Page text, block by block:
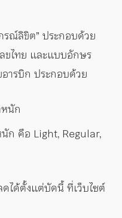
ณ์ลิขิต” ประกอบด้วย
ขไทย และแบบอักษร
ารบิก ประกอบด้วย
นัก
ก คือ Light, Regular,
ได้ตั้งแต่บัดนี้ ที่เว็บไซต์